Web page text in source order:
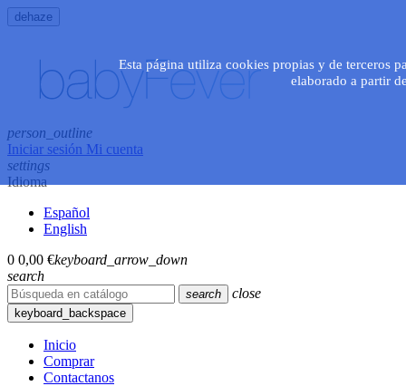
Esta página utiliza cookies propias y de terceros
elaborado a partir
dehaze
person_outline
Iniciar sesión Mi cuenta
settings
Idioma
Español
English
0 0,00 €keyboard_arrow_down
search
search close
keyboard_backspace
Inicio
Comprar
Contactanos